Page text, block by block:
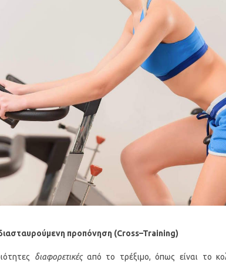
προπόνηση (Cross–Training)
διαφορετικέςαπό το τρέξιμο, όπως είναι το